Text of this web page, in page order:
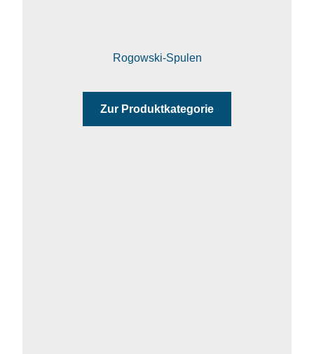
Rogowski-Spulen
Zur Produktkategorie